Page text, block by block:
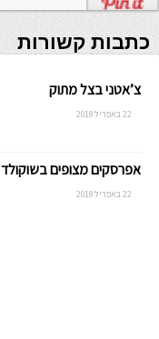
כתבות קשורות
צ’אטני בצל מתוק
22 באפריל 2018
אפרסקים מצופים בשוקולד
22 באפריל 2018